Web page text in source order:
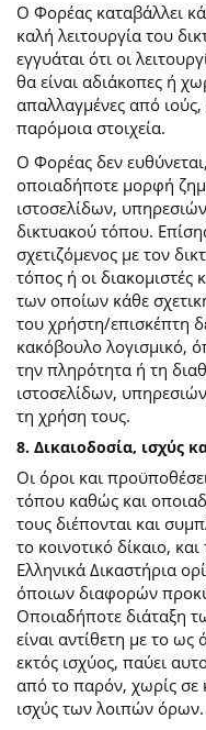
Ο Φορέας καταβάλλει
καλή λειτουργία του
εγγυάται ότι οι
θα είναι αδιάκοπες ή
απαλλαγμένες από
παρόμοια στοιχεία.
Ο Φορέας δεν
οποιαδήποτε μορφή
ιστοσελίδων,
δικτυακού τόπου.
σχετιζόμενος με τον
τόπος ή οι διακομιστές
των οποίων κάθε
του χρήστη/επισκέπτη
κακόβουλο λογισμικό,
την πληρότητα ή τη
ιστοσελίδων,
τη χρήση τους.
8. Δικαιοδοσία, ισχύς
Οι όροι και
τόπου καθώς και
τους διέπονται και
το κοινοτικό δίκαιο,
Ελληνικά Δικαστήρια
όποιων διαφορών
Οποιαδήποτε διάταξη
είναι αντίθετη με το
εκτός ισχύος, παύει
από το παρόν, χωρίς σε
ισχύς των λοιπών όρων.